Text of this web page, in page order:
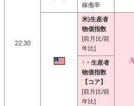
22:30
稼働率
米)生産者
物価指数
[前月比/前
年比]
↑・生産者
物価指数
【コア】
[前月比/前
年比]